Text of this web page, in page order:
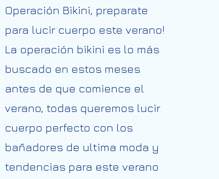
Operación Bikini, preparate
para lucir cuerpo este verano!
La operación bikini es lo más
buscado en estos meses
antes de que comience el
verano, todas queremos lucir
cuerpo perfecto con los
bañadores de ultima moda y
tendencias para este verano